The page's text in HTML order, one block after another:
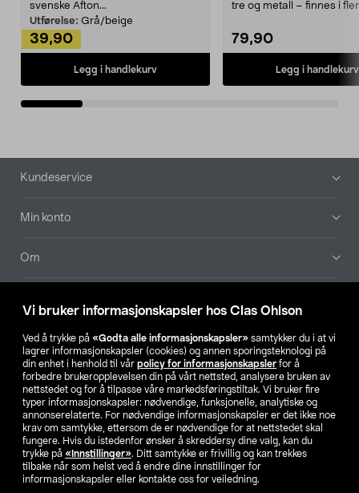
Vi bruker informasjonskapsler hos Clas Ohlson
Ved å trykke på «Godta alle informasjonskapsler» samtykker du i at vi
lagrer informasjonskapsler (cookies) og annen sporingsteknologi på
din enhet i henhold til vår policy for informasjonskapsler for å
forbedre brukeropplevelsen din på vårt nettsted, analysere bruken av
nettstedet og for å tilpasse våre markedsføringstiltak. Vi bruker fire
typer informasjonskapsler: nødvendige, funksjonelle, analytiske og
annonserelaterte. For nødvendige informasjonskapsler er det ikke noe
krav om samtykke, ettersom de er nødvendige for at nettstedet skal
fungere. Hvis du istedenfor ønsker å skreddersy dine valg, kan du
trykke på «Innstillinger». Ditt samtykke er frivillig og kan trekkes
tilbake når som helst ved å endre dine innstillinger for
informasjonskapsler eller kontakte oss for veiledning.
svenske Afton...
Utførelse: Grå/beige
39,90
Legg i handlekurv
tre og metall – finnes i
79,90
Legg i handlekurv
Bunntekst
Kundeservice
Min konto
Om
Våre selskaper
Finn din butikk
SE NO FI